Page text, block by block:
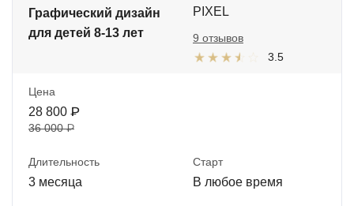
Графический дизайн
для детей 8-13 лет
PIXEL
3.5
9 отзывов
Цена
28 800 ₽
36 000 ₽
Длительность
3 месяца
Старт
В любое время